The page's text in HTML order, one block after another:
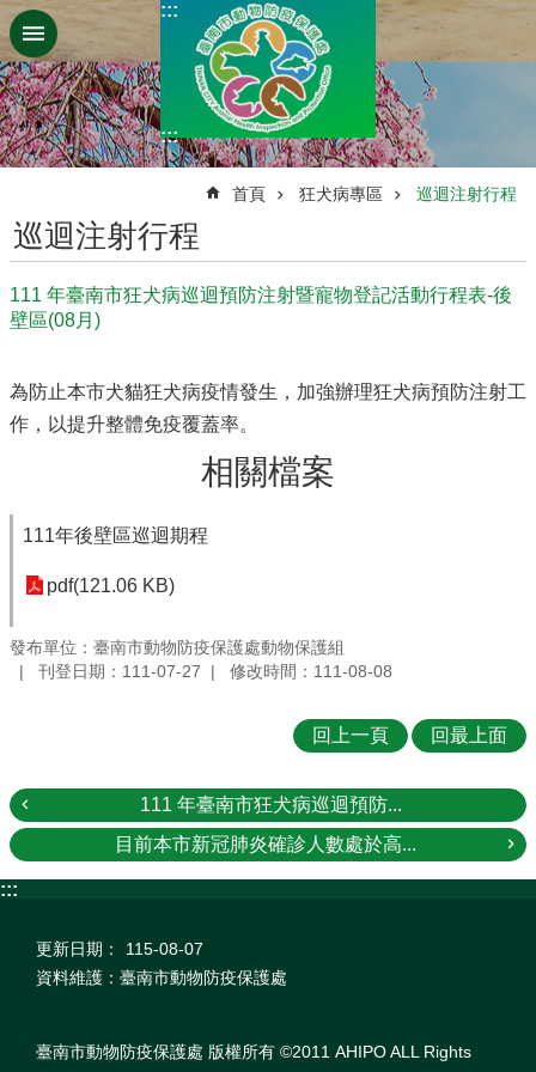
跳到主要內容區塊
:::
:::
首頁 狂犬病專區 巡迴注射行程
巡迴注射行程
111 年臺南市狂犬病巡迴預防注射暨寵物登記活動行程表-後
壁區(08月)
為防止本市犬貓狂犬病疫情發生，加強辦理狂犬病預防注射工
作，以提升整體免疫覆蓋率。
相關檔案
111年後壁區巡迴期程
pdf(121.06 KB)
發布單位：臺南市動物防疫保護處動物保護組
刊登日期：111-07-27
修改時間：111-08-08
回上一頁 回最上面
111 年臺南市狂犬病巡迴預防...
目前本市新冠肺炎確診人數處於高...
:::
更新日期：
115-08-07
資料維護：臺南市動物防疫保護處
臺南市動物防疫保護處 版權所有 ©2011 AHIPO ALL Rights